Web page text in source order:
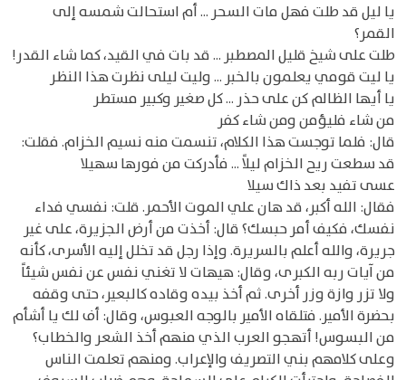
يا ليل قد طلت فهل مات السحر ... أم استحالت شمسه إلى
القمر؟
طلت على شيخ قليل المصطبر ... قد بات في القيد، كما شاء القدر!
يا ليت قومي يعلمون بالخبر ... وليت ليلى نظرت هذا النظر
يا أيها الظالم كن على حذر ... كل صغير وكبير مستطر
من شاء فليؤمن ومن شاء كفر
قال: فلما توجست هذا الكلام، تنسمت منه نسيم الخزام. فقلت:
قد سطعت ريح الخزام ليلاً ... فأدركت من فورها سهيلا
عسى تفيد بعد ذاك سيلا
فقال: الله أكبر، قد هان علي الموت الأحمر. قلت: نفسي فداء
نفسك، فكيف أمر حبسك؟ قال: أخذت من أرض الجزيرة، على غير
جريرة، والله أعلم بالسريرة. وإذا رجل قد تخلل إليه الأسرى، كأنه
من آيات ربه الكبرى، وقال: هيهات لا تغني نفس عن نفس شيئاً
ولا تزر وازة وزر أخرى. ثم أخذ بيده وقاده كالبعير، حتى وقفه
بحضرة الأمير. فتلقاه الأمير بالوجه العبوس، وقال: أف لك يا أشأم
من البسوس! أتهجو العرب الذي منهم أخذ الشعر والخطاب؟
وعلى كلامهم بني التصريف والإعراب. ومنهم تعلمت الناس